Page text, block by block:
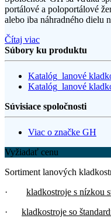
portálové a poloportálové
alebo iba náhradného dielu
Čítaj viac
Súbory ku produktu
Katalóg_lanové
Katalóg_lanové
Súvisiace spoločnosti
Viac o značke GH
Vyžiadať cenu
Sortiment lanových
·
kladkostroje s nízkou
·
kladkostroje so